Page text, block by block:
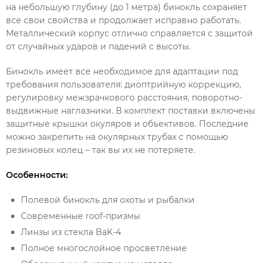
на небольшую глубину (до 1 метра) бинокль сохраняет
все свои свойства и продолжает исправно работать.
Металлический корпус отлично справляется с защитой
от случайных ударов и падений с высоты.
Бинокль имеет все необходимое для адаптации под
требования пользователя: диоптрийную коррекцию,
регулировку межзрачкового расстояния, поворотно-
выдвижные наглазники. В комплект поставки включены
защитные крышки окуляров и объективов. Последние
можно закрепить на окулярных трубах с помощью
резиновых колец – так вы их не потеряете.
Особенности:
Полевой бинокль для охоты и рыбалки
Современные roof-призмы
Линзы из стекла BaK-4
Полное многослойное просветление